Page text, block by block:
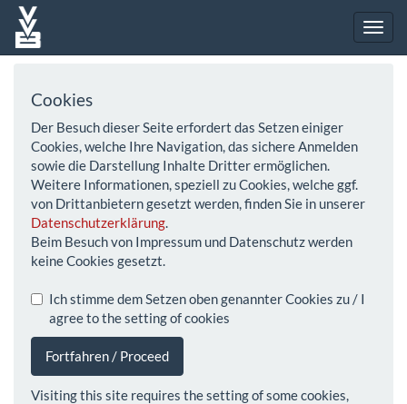
Cookies
Der Besuch dieser Seite erfordert das Setzen einiger
Cookies, welche Ihre Navigation, das sichere Anmelden
sowie die Darstellung Inhalte Dritter ermöglichen.
Weitere Informationen, speziell zu Cookies, welche ggf.
von Drittanbietern gesetzt werden, finden Sie in unserer
Datenschutzerklärung.
Beim Besuch von Impressum und Datenschutz werden
keine Cookies gesetzt.
Ich stimme dem Setzen oben genannter Cookies zu / I
agree to the setting of cookies
Fortfahren / Proceed
Visiting this site requires the setting of some cookies,